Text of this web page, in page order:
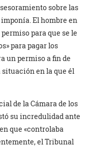
sobre las
El hombre en
para que se le
para pagar los
un permiso a fin de
en la que él
de la Cámara de los
su incredulidad ante
que «controlaba
el Tribunal